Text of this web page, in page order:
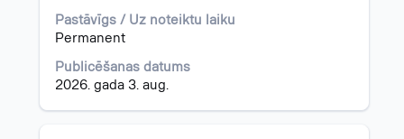
Pastāvīgs / Uz noteiktu laiku
Permanent
Publicēšanas datums
2026. gada 3. aug.
skatītu
visu
par
darba
piedāvājumu.